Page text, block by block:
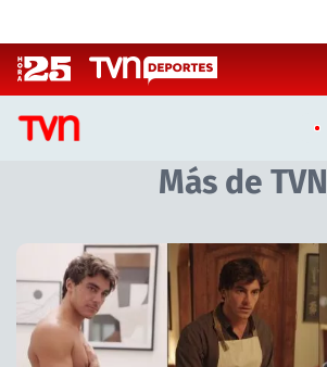
CASTING MASTERCHEF CHILE
CASTING TVN VERTICAL
TVN VERTICAL
TVN PLAY
Más de TVN
Artículos relacionados con Más de TVN